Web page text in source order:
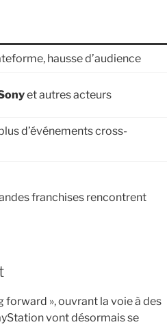
hausse d’audience
et autres acteurs
d’événements cross-
franchises rencontrent
forward », ouvrant la voie à des
vont désormais se